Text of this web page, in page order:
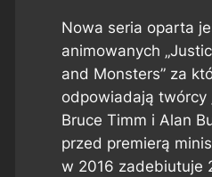
Nowa seria oparta
animowanych
and Monsters” za
odpowiadają twórcy
Bruce Timm i Alan
przed premierą
w 2016 zadebiutuje